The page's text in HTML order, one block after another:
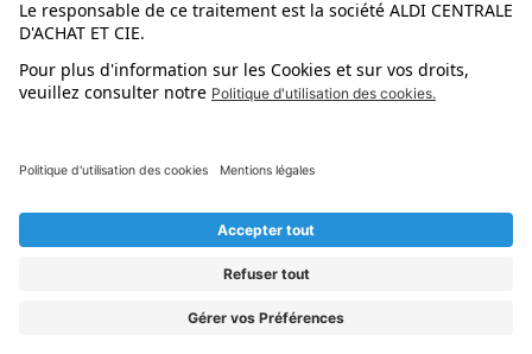
L'application mobile